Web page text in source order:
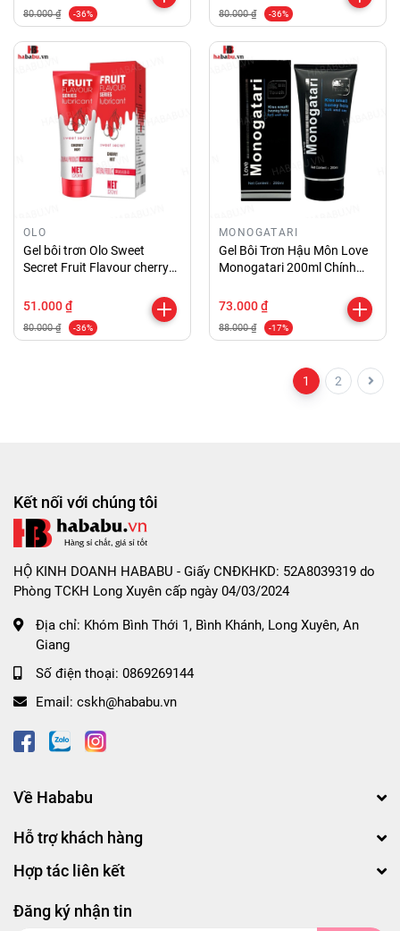
80.000 ₫ -36% 80.000 ₫ -36%
OLO
Gel bôi trơn Olo Sweet
Secret Fruit Flavour cherry
51.000 ₫
80.000 ₫ -36%
MONOGATARI
Gel Bôi Trơn Hậu Môn Love
Monogatari 200ml Chính
73.000 ₫
88.000 ₫ -17%
1 2
Kết nối với chúng tôi
HỘ KINH DOANH HABABU - Giấy CNĐKHKD: 52A8039319 do
Phòng TCKH Long Xuyên cấp ngày 04/03/2024
Địa chỉ: Khóm Bình Thới 1, Bình Khánh, Long Xuyên, An
Giang
Số điện thoại: 0869269144
Email: cskh@hababu.vn
Về Hababu
Hỗ trợ khách hàng
Hợp tác liên kết
Đăng ký nhận tin